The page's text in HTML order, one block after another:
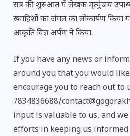
सत्र की शुरुआत में लेखक मृत्युंजय
ख्वाहिशों का जंगल का लोकार्पण किया
आकृति विज्ञ अर्पण ने किया.
If you have any news or
around you that you would
encourage you to reach out to
7834836688/
input is valuable to us, and
efforts in keeping us